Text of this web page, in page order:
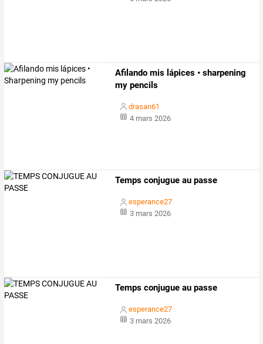
Afilando mis lápices • sharpening
my pencils
drasan61
4 mars 2026
Temps conjugue au passe
esperance27
3 mars 2026
Temps conjugue au passe
esperance27
3 mars 2026